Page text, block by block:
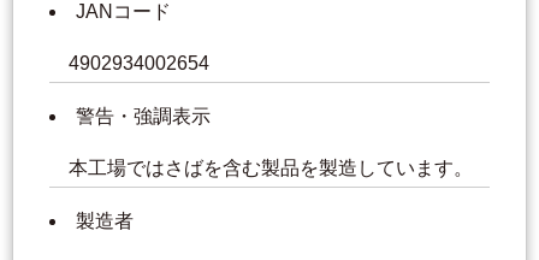
JANコード
4902934002654
警告・強調表示
本工場ではさばを含む製品を製造しています。
製造者